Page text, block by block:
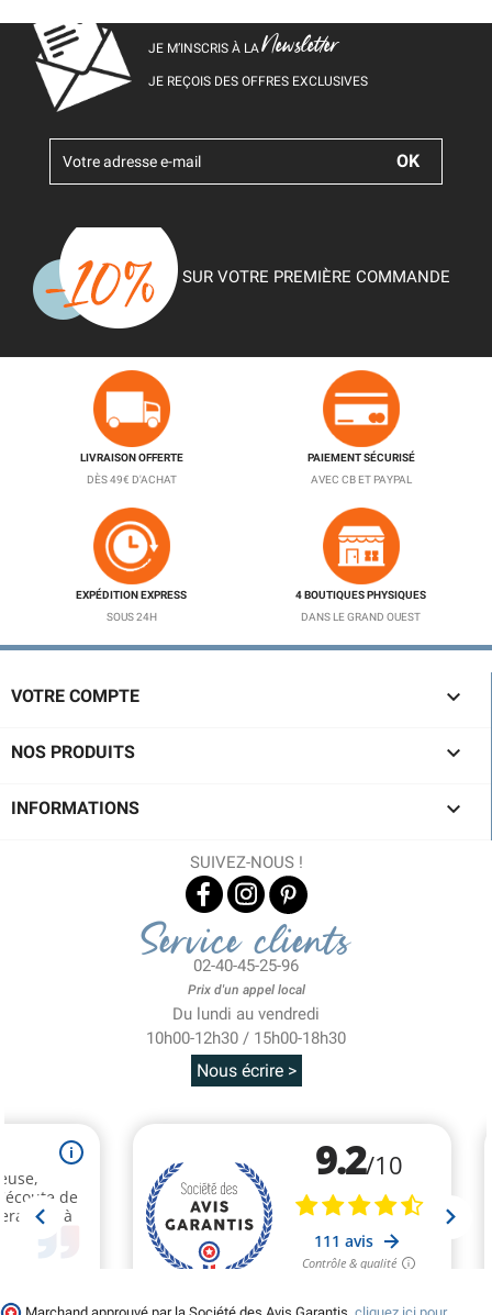
JE M’INSCRIS À LANewsletter
JE REÇOIS DES OFFRES EXCLUSIVES
SUR VOTRE PREMIÈRE COMMANDE
LIVRAISON OFFERTE
DÈS 49€ D'ACHAT
PAIEMENT SÉCURISÉ
AVEC CB ET PAYPAL
EXPÉDITION EXPRESS
SOUS 24H
4 BOUTIQUES PHYSIQUES
DANS LE GRAND OUEST
VOTRE COMPTE 
NOS PRODUITS 
INFORMATIONS 
SUIVEZ-NOUS !
Service clients
02-40-45-25-96
Prix d'un appel local
Du lundi au vendredi
10h00-12h30 / 15h00-18h30
Nous écrire >